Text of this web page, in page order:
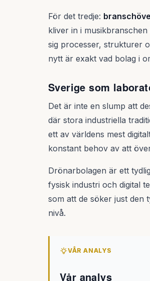
För det tredje:
kliver in i
sig processer, strukturer
nytt är exakt vad bolag i
Sverige som
Det är inte en slump att
där stora industriella
ett av världens mest
konstant behov av att
Drönarbolagen är ett
fysisk industri och digital
som att de söker just den
nivå.
VÅR ANALYS
Vår analys